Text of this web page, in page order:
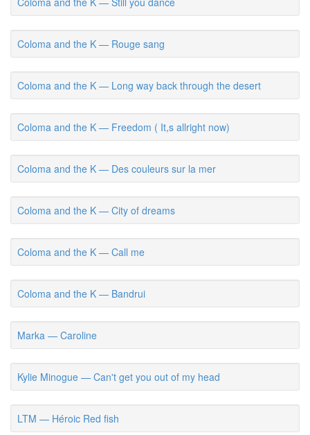
Coloma and the K — Rouge sang
Coloma and the K — Long way back through the desert
Coloma and the K — Freedom ( It,s allright now)
Coloma and the K — Des couleurs sur la mer
Coloma and the K — City of dreams
Coloma and the K — Call me
Coloma and the K — Bandrui
Marka — Caroline
Kylie Minogue — Can't get you out of my head
LTM — Héroic Red fish